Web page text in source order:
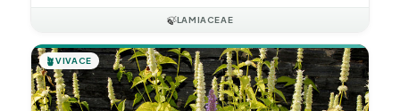
🍃LAMIACEAE
🪴VIVACE